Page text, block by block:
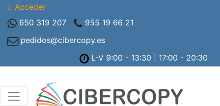
Acceder
650 319 207
955 19 66 21
pedidos@cibercopy.es
L-V 9:00 - 13:30 | 17:00 - 20:30